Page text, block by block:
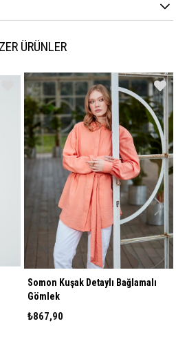
ÜRÜNLER
Somon Kuşak Detaylı Bağlamalı
Gömlek
₺867,90